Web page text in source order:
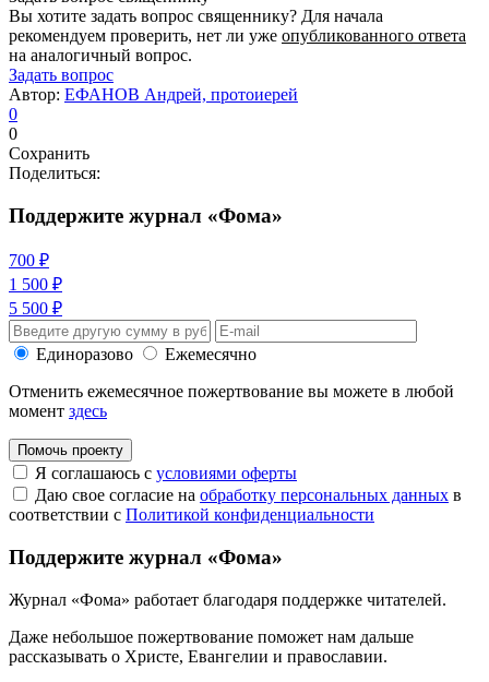
Вы хотите задать вопрос священнику? Для начала
рекомендуем проверить, нет ли уже опубликованного ответа
на аналогичный вопрос.
Задать вопрос
Автор: ЕФАНОВ Андрей, протоиерей
0
0
Сохранить
Поделиться:
Поддержите журнал «Фома»
700 ₽
1 500 ₽
5 500 ₽
Единоразово
Ежемесячно
Отменить ежемесячное пожертвование вы можете в любой
момент здесь
Помочь проекту
Я соглашаюсь с условиями оферты
Даю свое согласие на обработку персональных данных в
соответствии с Политикой конфиденциальности
Поддержите журнал «Фома»
Журнал «Фома» работает благодаря поддержке читателей.
Даже небольшое пожертвование поможет нам дальше
рассказывать о Христе, Евангелии и православии.